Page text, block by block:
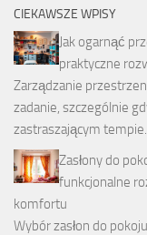
CIEKAWSZE WPISY
Jak ogarnąć
praktyczne
Zarządzanie
zadanie, szczególnie
zastraszającym tempie.
Zasłony do
funkcjonalne
komfortu
Wybór zasłon do